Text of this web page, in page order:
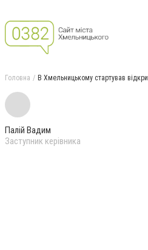
Головна В Хмельницькому стартував
Палій Вадим
Заступник керівника